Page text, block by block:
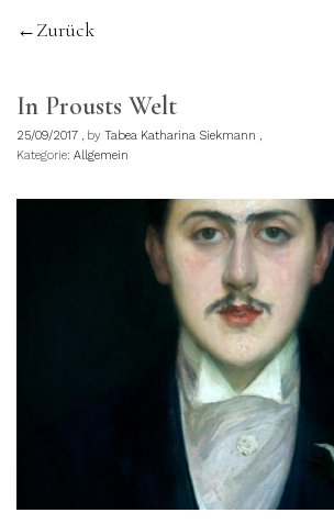
Zurück
In Prousts Welt
25/09/2017 by Tabea Katharina Siekmann
Kategorie: Allgemein